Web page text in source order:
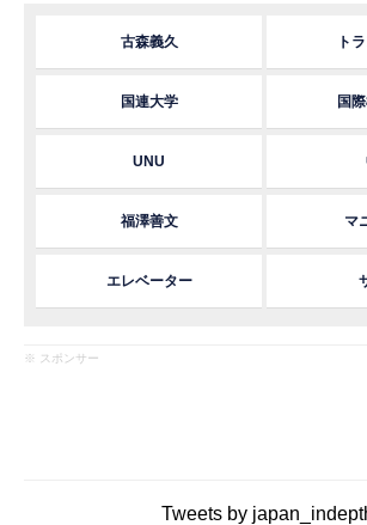
古森義久 ト
国連大学 国
UNU
福澤善文 マ
エレベーター
※ スポンサー
Tweets by